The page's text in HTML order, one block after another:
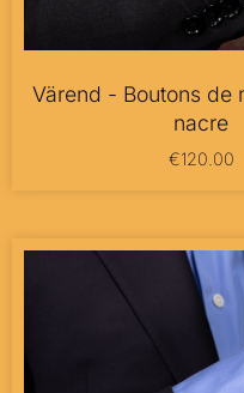
Värend - Boutons de
nacre
€120.00